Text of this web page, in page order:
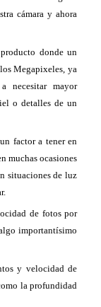
cámara y ahora
donde un
Megapixeles, ya
necesitar mayor
o detalles de un
factor a tener en
muchas ocasiones
situaciones de luz
de fotos por
importantísimo
y velocidad de
la profundidad